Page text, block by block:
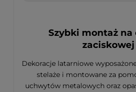
Szybki montaż na
zaciskowej
Dekoracje latarniowe
stelaże i montowane za
uchwytów metalowych oraz